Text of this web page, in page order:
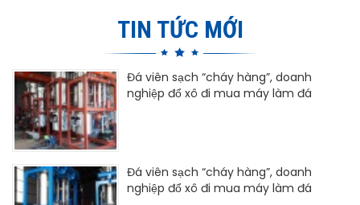
TIN TỨC MỚI
Đá viên sạch “cháy hàng”, doanh
nghiệp đổ xô đi mua máy làm đá
Đá viên sạch “cháy hàng”, doanh
nghiệp đổ xô đi mua máy làm đá